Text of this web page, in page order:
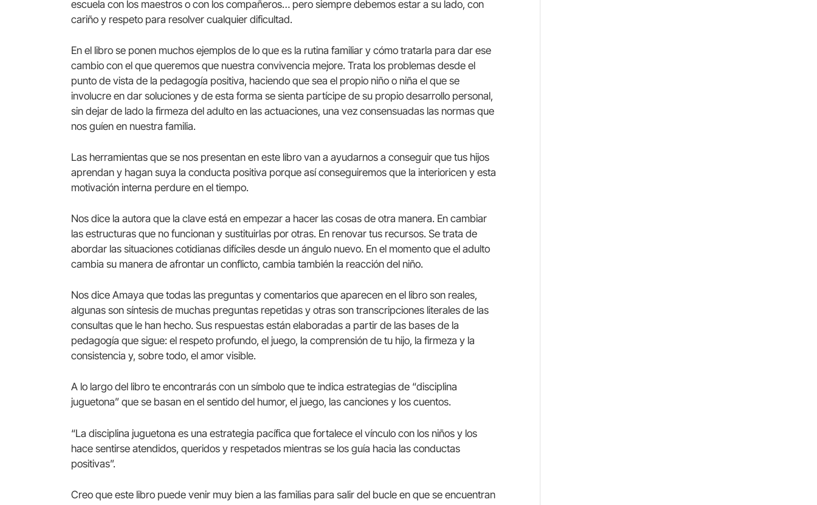
escuela con los maestros o con los compañeros… pero siempre debemos estar a su lado, con
cariño y respeto para resolver cualquier dificultad.
En el libro se ponen muchos ejemplos de lo que es la rutina familiar y cómo tratarla para dar ese
cambio con el que queremos que nuestra convivencia mejore. Trata los problemas desde el
punto de vista de la pedagogía positiva, haciendo que sea el propio niño o niña el que se
involucre en dar soluciones y de esta forma se sienta partícipe de su propio desarrollo personal,
sin dejar de lado la firmeza del adulto en las actuaciones, una vez consensuadas las normas que
nos guíen en nuestra familia.
Las herramientas que se nos presentan en este libro van a ayudarnos a conseguir que tus hijos
aprendan y hagan suya la conducta positiva porque así conseguiremos que la interioricen y esta
motivación interna perdure en el tiempo.
Nos dice la autora que la clave está en empezar a hacer las cosas de otra manera. En cambiar
las estructuras que no funcionan y sustituirlas por otras. En renovar tus recursos. Se trata de
abordar las situaciones cotidianas difíciles desde un ángulo nuevo. En el momento que el adulto
cambia su manera de afrontar un conflicto, cambia también la reacción del niño.
Nos dice Amaya que todas las preguntas y comentarios que aparecen en el libro son reales,
algunas son síntesis de muchas preguntas repetidas y otras son transcripciones literales de las
consultas que le han hecho. Sus respuestas están elaboradas a partir de las bases de la
pedagogía que sigue: el respeto profundo, el juego, la comprensión de tu hijo, la firmeza y la
consistencia y, sobre todo, el amor visible.
A lo largo del libro te encontrarás con un símbolo que te indica estrategias de “disciplina
juguetona” que se basan en el sentido del humor, el juego, las canciones y los cuentos.
“La disciplina juguetona es una estrategia pacífica que fortalece el vínculo con los niños y los
hace sentirse atendidos, queridos y respetados mientras se los guía hacia las conductas
positivas”.
Creo que este libro puede venir muy bien a las familias para salir del bucle en que se encuentran